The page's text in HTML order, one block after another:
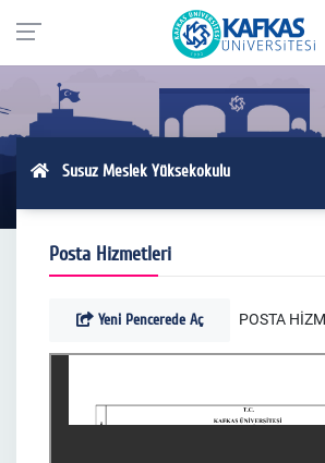
Susuz Meslek Yüksekokulu
Posta Hizmetleri
Yeni Pencerede Aç POSTA